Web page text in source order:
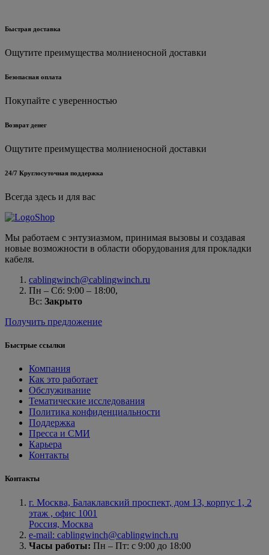
Быстрая доставка
Ощутите преимущества молниеносной доставки
Безопасная оплата
Покупайте с уверенностью
Возврат денег
Ощутите преимущества молниеносной доставки
24/7 Круглосуточная поддержка
Всегда здесь и для вас
Мы работаем с энтузиазмом, принимая вызовы и создавая
новые возможности в области оборудования для прокладки
кабеля.
cablingwinch@cablingwinch.ru
Пн – Сб: 9:00 – 18:00,
Вс: Закрыто
Получить предложение
Быстрые ссылки
Компания
Как это работает
Обслуживание
Тематические исследования
Политика конфиденциальности
Поддержка
Пресса и СМИ
Карьера
Контакты
Контакты
г. Москва, Балаклавский проспект, дом 13, корпус 1, 2
этаж , офис 1001
Россия, Москва
e-mail: cablingwinch@cablingwinch.ru
Часы работы: Пн – Пт: с 9:00 до 18:00